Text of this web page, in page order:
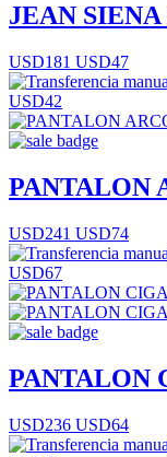
JEAN
USD181 USD47
USD42
PANTALON
USD241 USD74
USD67
PANTALON
USD236 USD64